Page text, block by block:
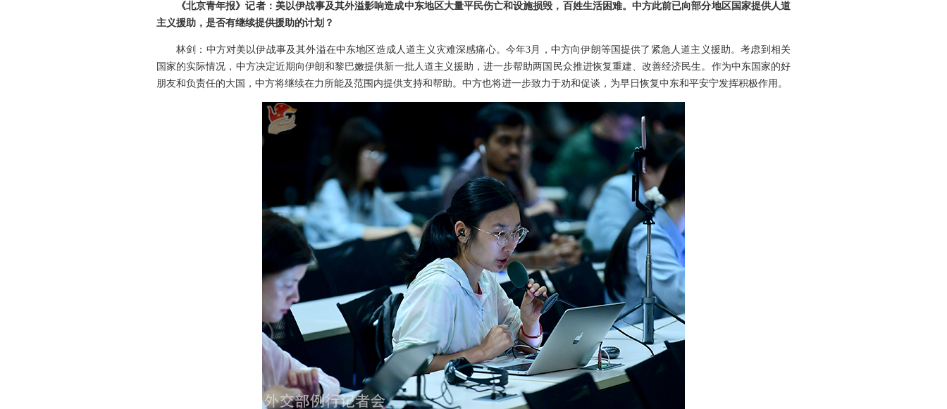
《北京青年报》记者：美以伊战事及其外溢影响造成中东地区大量平民伤亡和设施损毁，百姓生活困难。中方此前已向部分地区国家提供人道
主义援助，是否有继续提供援助的计划？
林剑：中方对美以伊战事及其外溢在中东地区造成人道主义灾难深感痛心。今年3月，中方向伊朗等国提供了紧急人道主义援助。考虑到相关
国家的实际情况，中方决定近期向伊朗和黎巴嫩提供新一批人道主义援助，进一步帮助两国民众推进恢复重建、改善经济民生。作为中东国家的好
朋友和负责任的大国，中方将继续在力所能及范围内提供支持和帮助。中方也将进一步致力于劝和促谈，为早日恢复中东和平安宁发挥积极作用。